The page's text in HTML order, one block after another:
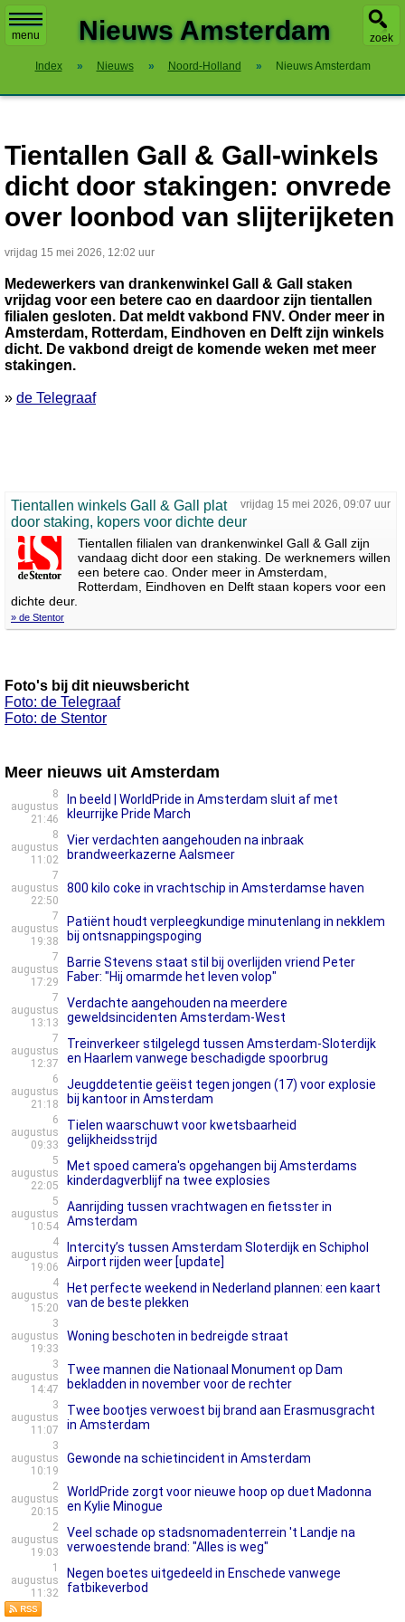
menu zoek
Nieuws Amsterdam
Index » Nieuws » Noord-Holland » Nieuws Amsterdam
Tientallen Gall & Gall-winkels
dicht door stakingen: onvrede
over loonbod van slijterijketen
vrijdag 15 mei 2026, 12:02 uur
Medewerkers van drankenwinkel Gall & Gall staken
vrijdag voor een betere cao en daardoor zijn tientallen
filialen gesloten. Dat meldt vakbond FNV. Onder meer in
Amsterdam, Rotterdam, Eindhoven en Delft zijn winkels
dicht. De vakbond dreigt de komende weken met meer
stakingen.
» de Telegraaf
vrijdag 15 mei 2026, 09:07 uur
Tientallen winkels Gall & Gall plat
door staking, kopers voor dichte deur
Tientallen filialen van drankenwinkel Gall & Gall zijn
vandaag dicht door een staking. De werknemers willen
een betere cao. Onder meer in Amsterdam,
Rotterdam, Eindhoven en Delft staan kopers voor een
dichte deur.
» de Stentor
Foto's bij dit nieuwsbericht
Foto: de Telegraaf
Foto: de Stentor
Meer nieuws uit Amsterdam
8
augustus
21:46
In beeld | WorldPride in Amsterdam sluit af met
kleurrijke Pride March
8
augustus
11:02
Vier verdachten aangehouden na inbraak
brandweerkazerne Aalsmeer
7
augustus
22:50
800 kilo coke in vrachtschip in Amsterdamse haven
7
augustus
19:38
Patiënt houdt verpleegkundige minutenlang in nekklem
bij ontsnappingspoging
7
augustus
17:29
Barrie Stevens staat stil bij overlijden vriend Peter
Faber: "Hij omarmde het leven volop"
7
augustus
13:13
Verdachte aangehouden na meerdere
geweldsincidenten Amsterdam-West
7
augustus
12:37
Treinverkeer stilgelegd tussen Amsterdam-Sloterdijk
en Haarlem vanwege beschadigde spoorbrug
6
augustus
21:18
Jeugddetentie geëist tegen jongen (17) voor explosie
bij kantoor in Amsterdam
6
augustus
09:33
Tielen waarschuwt voor kwetsbaarheid
gelijkheidsstrijd
5
augustus
22:05
Met spoed camera's opgehangen bij Amsterdams
kinderdagverblijf na twee explosies
5
augustus
10:54
Aanrijding tussen vrachtwagen en fietsster in
Amsterdam
4
augustus
19:06
Intercity’s tussen Amsterdam Sloterdijk en Schiphol
Airport rijden weer [update]
4
augustus
15:20
Het perfecte weekend in Nederland plannen: een kaart
van de beste plekken
3
augustus
19:33
Woning beschoten in bedreigde straat
3
augustus
14:47
Twee mannen die Nationaal Monument op Dam
bekladden in november voor de rechter
3
augustus
11:07
Twee bootjes verwoest bij brand aan Erasmusgracht
in Amsterdam
3
augustus
10:19
Gewonde na schietincident in Amsterdam
2
augustus
20:15
WorldPride zorgt voor nieuwe hoop op duet Madonna
en Kylie Minogue
2
augustus
19:03
Veel schade op stadsnomadenterrein 't Landje na
verwoestende brand: "Alles is weg"
1
augustus
11:32
Negen boetes uitgedeeld in Enschede vanwege
fatbikeverbod